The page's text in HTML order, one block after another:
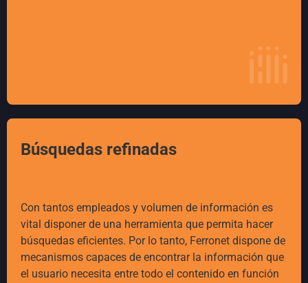
Búsquedas refinadas
Con tantos empleados y volumen de información es
vital disponer de una herramienta que permita hacer
búsquedas efi­cientes. Por lo tanto, Ferronet dispone de
mecanismos capaces de encontrar la información que
el usuario necesita entre todo el contenido en función